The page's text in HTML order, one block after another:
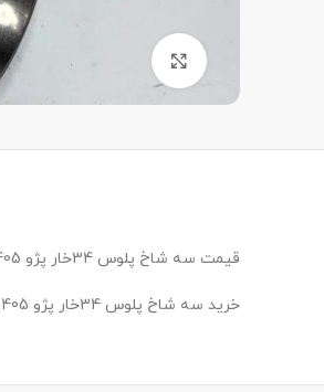
برای بزرگنمایی کلیک کنید
قیمت سه شاخ پلوس 34خار پژو 405 آپکو
خرید سه شاخ پلوس 34خار پژو 405 آپکو